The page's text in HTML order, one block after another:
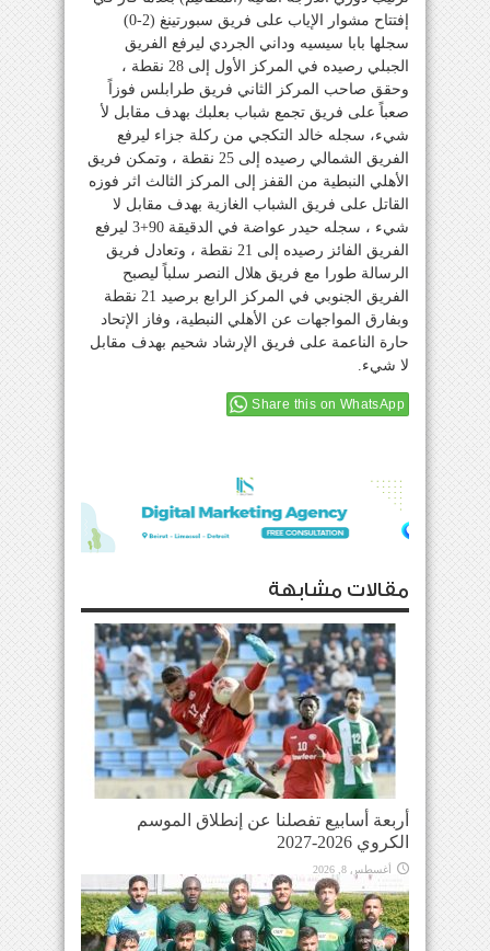
إفتتاح مشوار الإياب على فريق سبورتينغ (2-0)
سجلها بابا سيسيه وداني الجردي ليرفع الفريق
الجبلي رصيده في المركز الأول إلى 28 نقطة ،
وحقق صاحب المركز الثاني فريق طرابلس فوزاً
صعباً على فريق تجمع شباب بعلبك بهدف مقابل لأ
شيء، سجله خالد التكجي من ركلة جزاء ليرفع
الفريق الشمالي رصيده إلى 25 نقطة ، وتمكن فريق
الأهلي النبطية من القفز إلى المركز الثالث اثر فوزه
القاتل على فريق الشباب الغازية بهدف مقابل لا
شيء ، سجله حيدر عواضة في الدقيقة 90+3 ليرفع
الفريق الفائز رصيده إلى 21 نقطة ، وتعادل فريق
الرسالة طورا مع فريق هلال النصر سلباً ليصبح
الفريق الجنوبي في المركز الرابع برصيد 21 نقطة
وبفارق المواجهات عن الأهلي النبطية، وفاز الإتحاد
حارة الناعمة على فريق الإرشاد شحيم بهدف مقابل
لا شيء.
Share this on WhatsApp
مقالات مشابهة
أربعة أسابيع تفصلنا عن إنطلاق الموسم
الكروي 2026-2027
أغسطس 8, 2026